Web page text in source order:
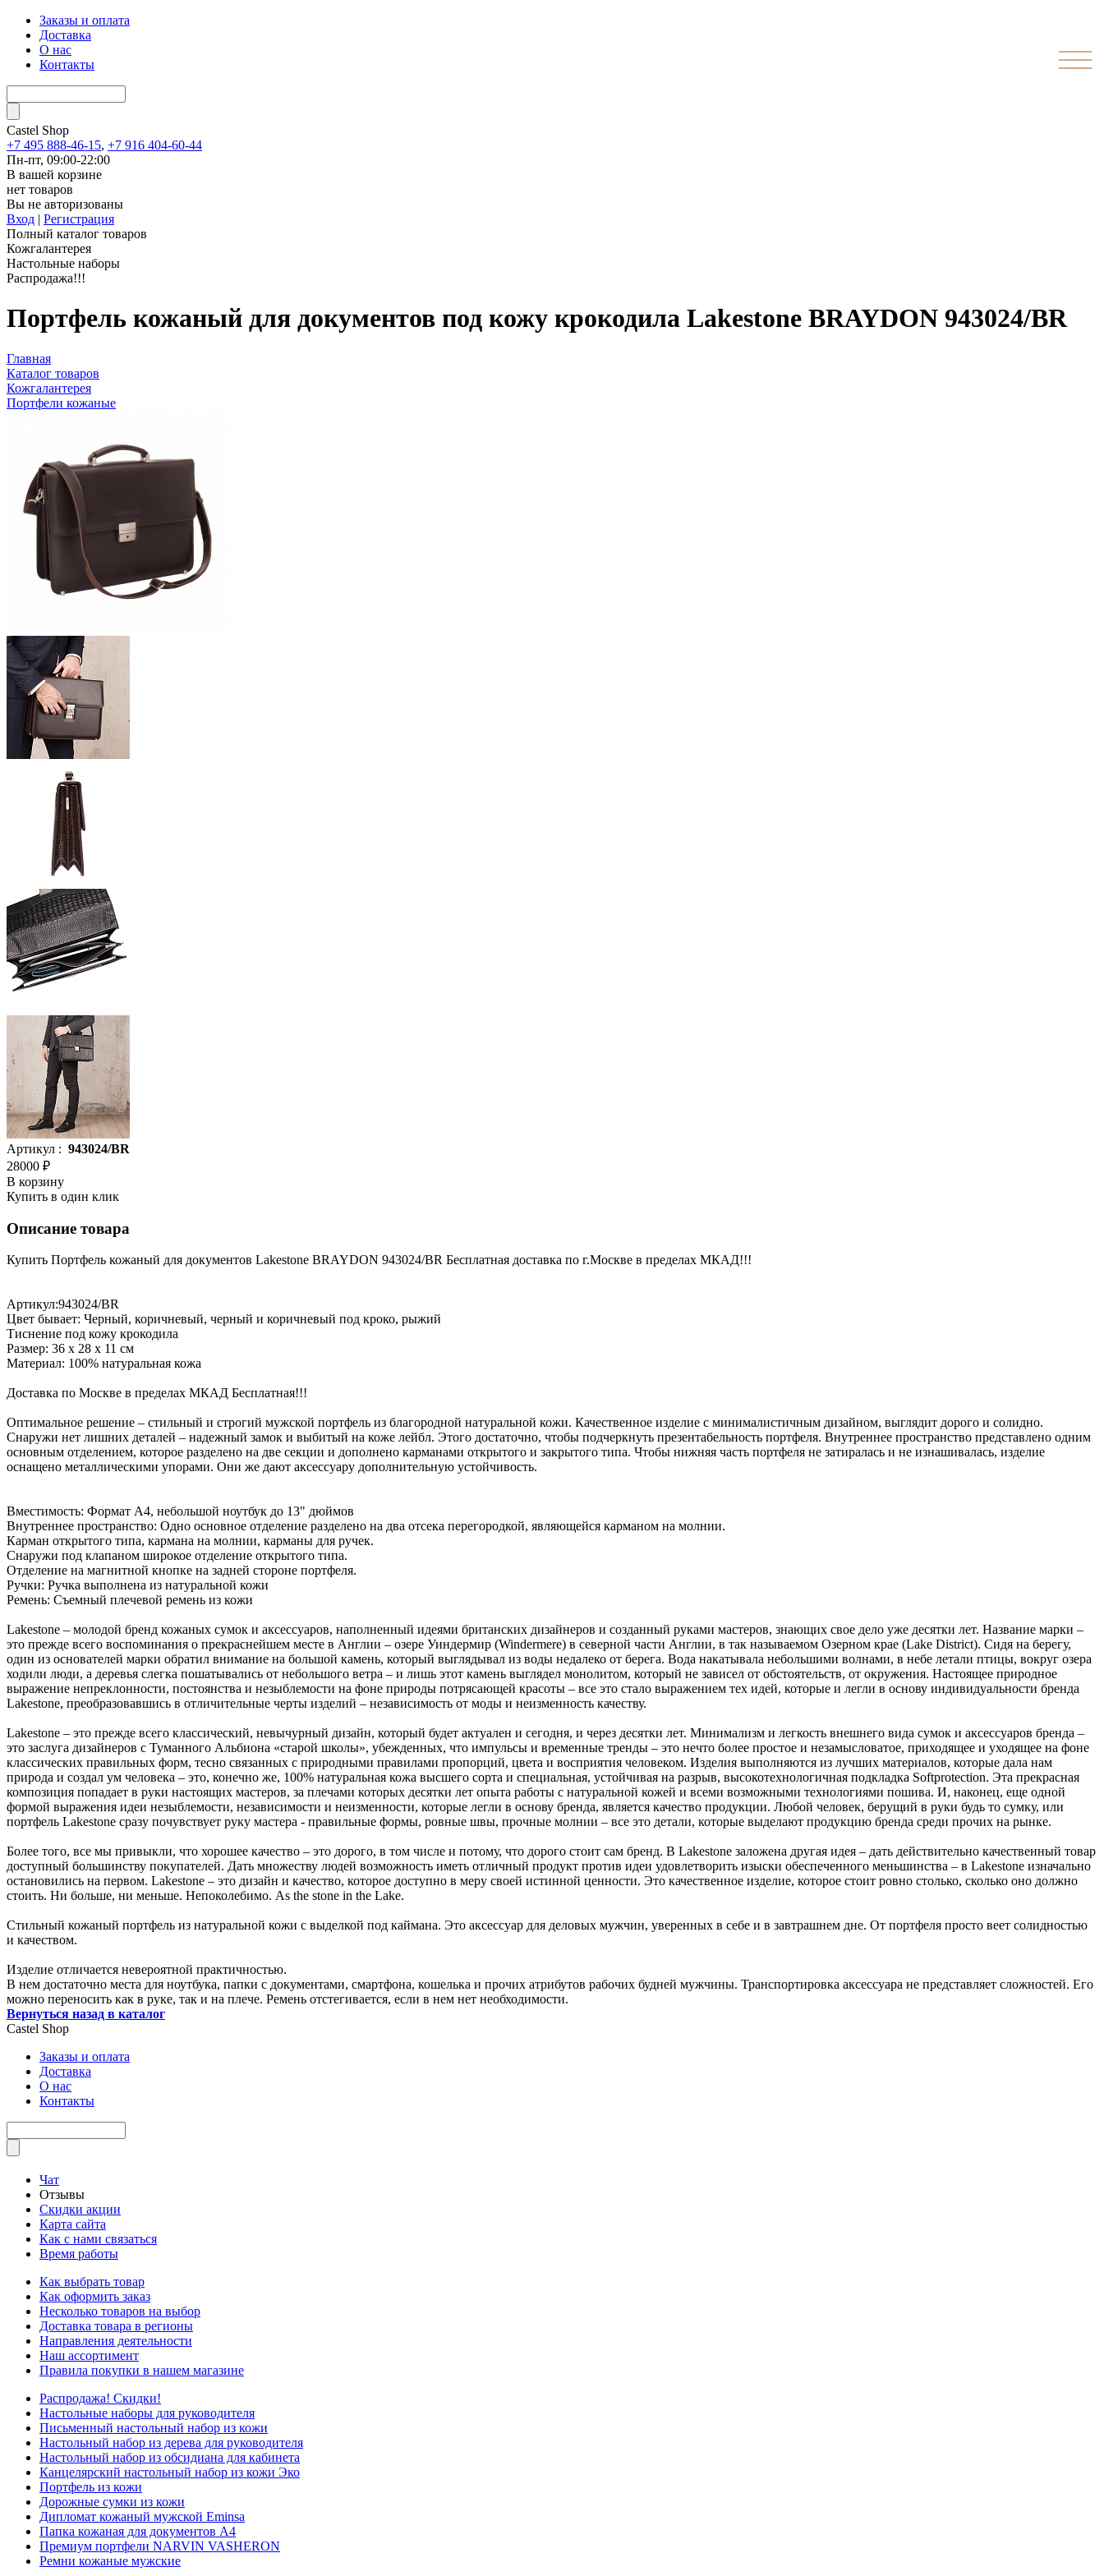
Заказы и оплата
Доставка
О нас
Контакты
Castel Shop
+7 495 888-46-15, +7 916 404-60-44
Пн-пт, 09:00-22:00
В вашей корзине
нет товаров
Вы не авторизованы
Вход | Регистрация
Полный каталог товаров
Кожгалантерея
Настольные наборы
Распродажа!!!
Портфель кожаный для документов под кожу крокодила Lakestone BRAYDON 943024/BR
Главная
Каталог товаров
Кожгалантерея
Портфели кожаные
Артикул : 943024/BR
28000 ₽
В корзину
Купить в один клик
Описание товара
Купить Портфель кожаный для документов Lakestone BRAYDON 943024/BR Бесплатная доставка по г.Москве в пределах МКАД!!!
Артикул:943024/BR
Цвет бывает: Черный, коричневый, черный и коричневый под кроко, рыжий
Тиснение под кожу крокодила
Размер: 36 х 28 х 11 см
Материал: 100% натуральная кожа
Доставка по Москве в пределах МКАД Бесплатная!!!
Оптимальное решение – стильный и строгий мужской портфель из благородной натуральной кожи. Качественное изделие с минималистичным дизайном, выглядит дорого и солидно.
Снаружи нет лишних деталей – надежный замок и выбитый на коже лейбл. Этого достаточно, чтобы подчеркнуть презентабельность портфеля. Внутреннее пространство представлено одним
основным отделением, которое разделено на две секции и дополнено карманами открытого и закрытого типа. Чтобы нижняя часть портфеля не затиралась и не изнашивалась, изделие
оснащено металлическими упорами. Они же дают аксессуару дополнительную устойчивость.
Вместимость: Формат А4, небольшой ноутбук до 13" дюймов
Внутреннее пространство: Одно основное отделение разделено на два отсека перегородкой, являющейся карманом на молнии.
Карман открытого типа, кармана на молнии, карманы для ручек.
Снаружи под клапаном широкое отделение открытого типа.
Отделение на магнитной кнопке на задней стороне портфеля.
Ручки: Ручка выполнена из натуральной кожи
Ремень: Съемный плечевой ремень из кожи
Lakestone – молодой бренд кожаных сумок и аксессуаров, наполненный идеями британских дизайнеров и созданный руками мастеров, знающих свое дело уже десятки лет. Название марки –
это прежде всего воспоминания о прекраснейшем месте в Англии – озере Уиндермир (Windermere) в северной части Англии, в так называемом Озерном крае (Lake District). Сидя на берегу,
один из основателей марки обратил внимание на большой камень, который выглядывал из воды недалеко от берега. Вода накатывала небольшими волнами, в небе летали птицы, вокруг озера
ходили люди, а деревья слегка пошатывались от небольшого ветра – и лишь этот камень выглядел монолитом, который не зависел от обстоятельств, от окружения. Настоящее природное
выражение непреклонности, постоянства и незыблемости на фоне природы потрясающей красоты – все это стало выражением тех идей, которые и легли в основу индивидуальности бренда
Lakestone, преобразовавшись в отличительные черты изделий – независимость от моды и неизменность качеству.
Lakestone – это прежде всего классический, невычурный дизайн, который будет актуален и сегодня, и через десятки лет. Минимализм и легкость внешнего вида сумок и аксессуаров бренда –
это заслуга дизайнеров с Туманного Альбиона «старой школы», убежденных, что импульсы и временные тренды – это нечто более простое и незамысловатое, приходящее и уходящее на фоне
классических правильных форм, тесно связанных с природными правилами пропорций, цвета и восприятия человеком. Изделия выполняются из лучших материалов, которые дала нам
природа и создал ум человека – это, конечно же, 100% натуральная кожа высшего сорта и специальная, устойчивая на разрыв, высокотехнологичная подкладка Softprotection. Эта прекрасная
композиция попадает в руки настоящих мастеров, за плечами которых десятки лет опыта работы с натуральной кожей и всеми возможными технологиями пошива. И, наконец, еще одной
формой выражения идеи незыблемости, независимости и неизменности, которые легли в основу бренда, является качество продукции. Любой человек, берущий в руки будь то сумку, или
портфель Lakestone сразу почувствует руку мастера - правильные формы, ровные швы, прочные молнии – все это детали, которые выделают продукцию бренда среди прочих на рынке.
Более того, все мы привыкли, что хорошее качество – это дорого, в том числе и потому, что дорого стоит сам бренд. В Lakestone заложена другая идея – дать действительно качественный товар
доступный большинству покупателей. Дать множеству людей возможность иметь отличный продукт против идеи удовлетворить изыски обеспеченного меньшинства – в Lakestone изначально
остановились на первом. Lakestone – это дизайн и качество, которое доступно в меру своей истинной ценности. Это качественное изделие, которое стоит ровно столько, сколько оно должно
стоить. Ни больше, ни меньше. Непоколебимо. As the stone in the Lake.
Стильный кожаный портфель из натуральной кожи с выделкой под каймана. Это аксессуар для деловых мужчин, уверенных в себе и в завтрашнем дне. От портфеля просто веет солидностью
и качеством.
Изделие отличается невероятной практичностью.
В нем достаточно места для ноутбука, папки с документами, смартфона, кошелька и прочих атрибутов рабочих будней мужчины. Транспортировка аксессуара не представляет сложностей. Его
можно переносить как в руке, так и на плече. Ремень отстегивается, если в нем нет необходимости.
Вернуться назад в каталог
Castel Shop
Заказы и оплата
Доставка
О нас
Контакты
Чат
Отзывы
Скидки акции
Карта сайта
Как с нами связаться
Время работы
Как выбрать товар
Как оформить заказ
Несколько товаров на выбор
Доставка товара в регионы
Направления деятельности
Наш ассортимент
Правила покупки в нашем магазине
Распродажа! Скидки!
Настольные наборы для руководителя
Письменный настольный набор из кожи
Настольный набор из дерева для руководителя
Настольный набор из обсидиана для кабинета
Канцелярский настольный набор из кожи Эко
Портфель из кожи
Дорожные сумки из кожи
Дипломат кожаный мужской Eminsa
Папка кожаная для документов А4
Премиум портфели NARVIN VASHERON
Ремни кожаные мужские